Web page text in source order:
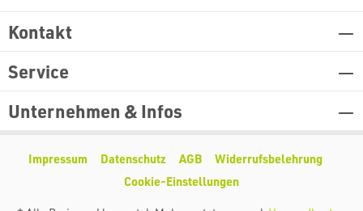
Kontakt
Service
Unternehmen & Infos
Impressum Datenschutz AGB
Widerrufsbelehrung
Cookie-Einstellungen